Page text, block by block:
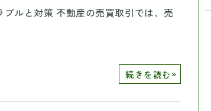
ルと対策 不動産の売買取引では、売
続きを読む»